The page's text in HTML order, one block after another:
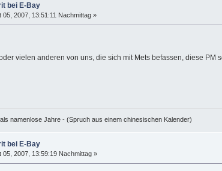
bei E-Bay
05, 2007, 13:51:11 Nachmittag »
vielen anderen von uns, die sich mit Mets befassen, diese PM
namenlose Jahre - (Spruch aus einem chinesischen Kalender)
bei E-Bay
05, 2007, 13:59:19 Nachmittag »